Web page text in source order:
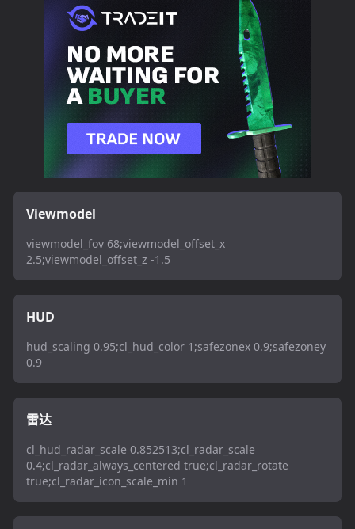
Viewmodel
viewmodel_fov 68;viewmodel_offset_x
2.5;viewmodel_offset_z -1.5
HUD
hud_scaling 0.95;cl_hud_color 1;safezonex 0.9;safezoney
0.9
雷达
cl_hud_radar_scale 0.852513;cl_radar_scale
0.4;cl_radar_always_centered true;cl_radar_rotate
true;cl_radar_icon_scale_min 1